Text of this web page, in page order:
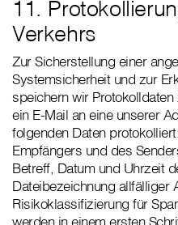
11.
Verkehrs
Zur Sicherstellung einer
Systemsicherheit und zur
speichern wir
ein E-Mail an eine unserer
folgenden Daten
Empfängers und des
Betreff, Datum und Uhrzeit
Dateibezeichnung allfälliger
Risikoklassifizierung für
werden in einem ersten